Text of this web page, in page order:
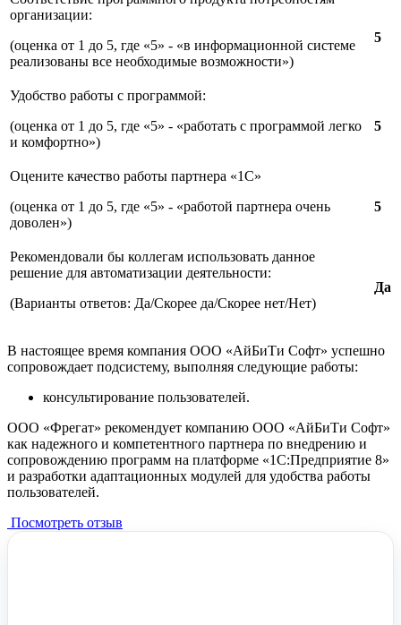
организации:
(оценка от 1 до 5, где «5» - «в информационной системе
реализованы все необходимые возможности»)
5
Удобство работы с программой:
(оценка от 1 до 5, где «5» - «работать с программой легко
и комфортно»)
5
Оцените качество работы партнера «1С»
(оценка от 1 до 5, где «5» - «работой партнера очень
доволен»)
5
Рекомендовали бы коллегам использовать данное
решение для автоматизации деятельности:
(Варианты ответов: Да/Скорее да/Скорее нет/Нет)
Да
В настоящее время компания ООО «АйБиТи Софт» успешно
сопровождает подсистему, выполняя следующие работы:
консультирование пользователей.
ООО «Фрегат» рекомендует компанию ООО «АйБиТи Софт»
как надежного и компетентного партнера по внедрению и
сопровождению программ на платформе «1С:Предприятие 8»
и разработки адаптационных модулей для удобства работы
пользователей.
Посмотреть отзыв